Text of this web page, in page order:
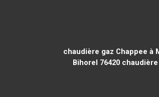
chaudière gaz Chappee à
Bihorel 76420 chaudière